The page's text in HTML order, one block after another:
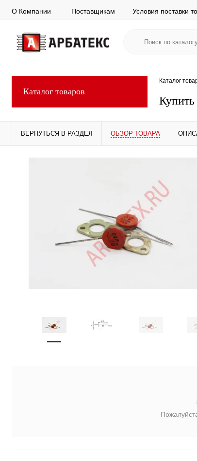
О Компании Поставщикам Условия поставки
Каталог товаров
Каталог
ВЕРНУТЬСЯ В РАЗДЕЛ ОБЗОР ТОВАРА